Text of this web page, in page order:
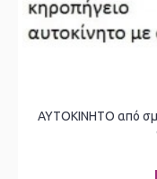
ΑΥΤΟΚΙΝΗΤΟ από